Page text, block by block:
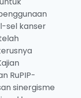
sel kanser
RuPIP-
sinergisme